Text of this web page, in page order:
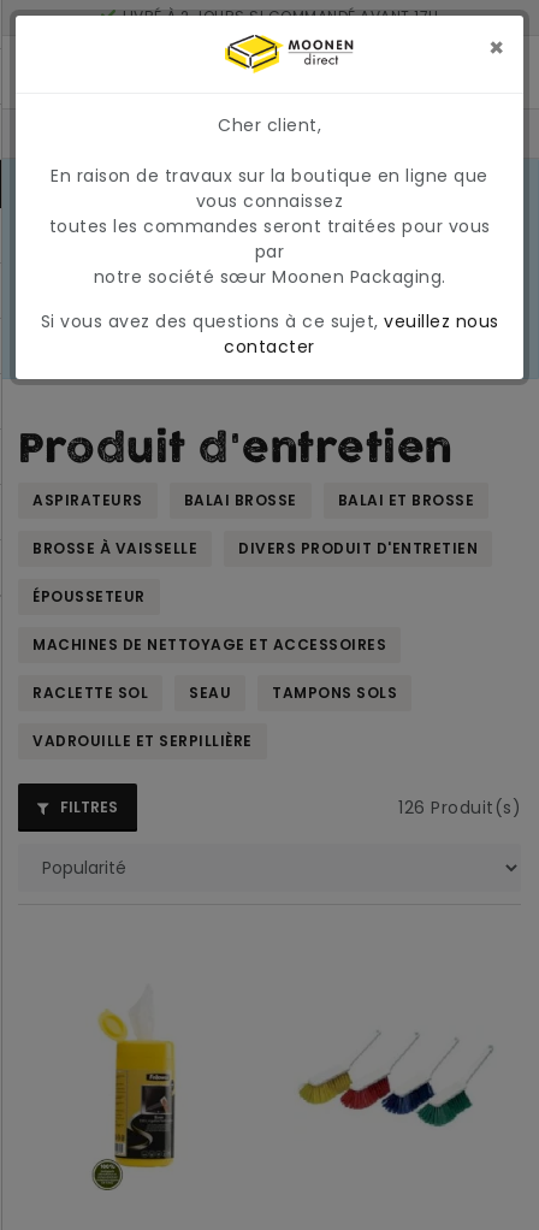
LIVRÉ À 2 JOURS SI COMMANDÉ AVANT 17H
MONTANT MINIMUM DE COMMANDE : 150 €
CONDITIONS DU MARCHÉ EN MARS
En raison des conditions actuelles
du marché, les prix et la
disponibilité peuvent varier
actuellement une surcharge
carburant temporaire et variable.
EN
SAVOIR
Produit d'entretien
ASPIRATEURS BALAI BROSSE BALAI ET BROSSE
BROSSE À VAISSELLE DIVERS PRODUIT D'ENTRETIEN
ÉPOUSSETEUR
MACHINES DE NETTOYAGE ET ACCESSOIRES
RACLETTE SOL SEAU TAMPONS SOLS
VADROUILLE ET SERPILLIÈRE
FILTRES 126 Produit(s)
×
Cher client,
En raison de travaux sur la boutique en ligne que
vous connaissez
toutes les commandes seront traitées pour vous
par
notre société sœur Moonen Packaging.
Si vous avez des questions à ce sujet, veuillez nous
contacter